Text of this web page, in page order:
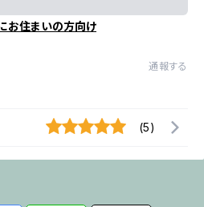
お住まいの方向け
通報する
(5)